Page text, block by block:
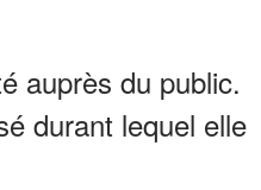
auprès du public.
durant lequel elle